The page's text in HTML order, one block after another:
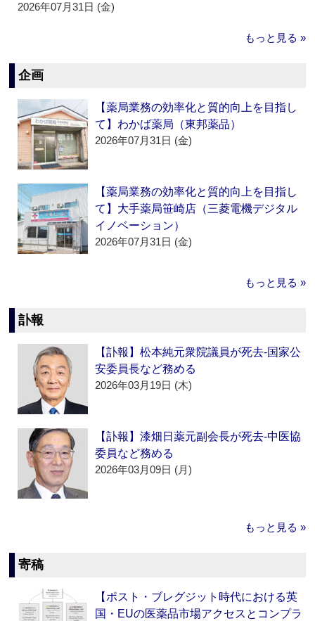
2026年07月31日 (金)
もっと見る »
企画
【薬局業務の効率化と質的向上を目指し
て】わかば薬局（東邦薬品）
2026年07月31日 (金)
【薬局業務の効率化と質的向上を目指し
て】大手薬局笹崎店（三菱電機デジタル
イノベーション）
2026年07月31日 (金)
もっと見る »
訃報
【訃報】松本純元衆院議員が死去‐国家公
安委員長など務める
2026年03月19日 (木)
【訃報】漆畑日薬元副会長が死去‐中医協
委員など務める
2026年03月09日 (月)
もっと見る »
寄稿
【ポスト・ブレグジット時代における英
国・EUの医薬品市場アクセスとコンプラ